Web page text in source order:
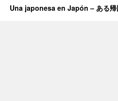
Una japonesa en Japón – ある帰